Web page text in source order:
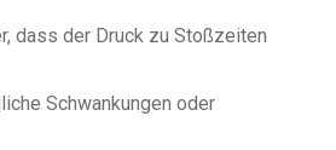
dass der Druck zu Stoßzeiten
Schwankungen oder